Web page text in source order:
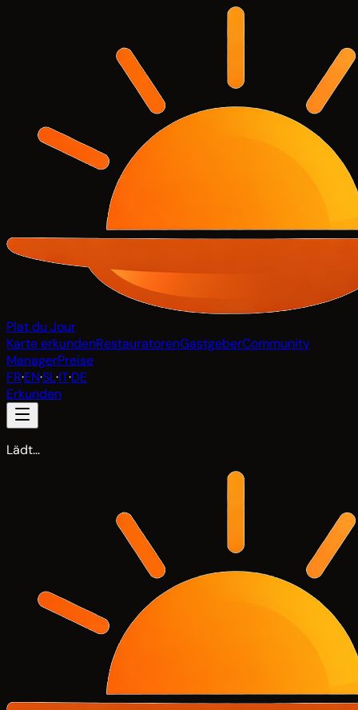
Plat du Jour
Karte erkundenRestauratorenGastgeberCommunity
ManagerPreise
FR·EN·SL·IT·DE
Erkunden
Lädt…